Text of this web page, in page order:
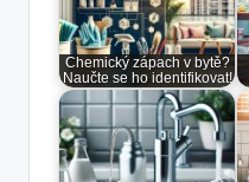
Chemický zápach v bytě?
Naučte se ho identifikovat!